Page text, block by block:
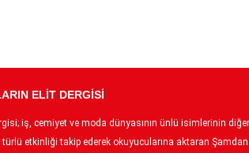
ELİT DERGİSİ
iş, cemiyet ve moda dünyasının ünlü isimlerinin
türlü etkinliği takip ederek okuyucularına aktaran